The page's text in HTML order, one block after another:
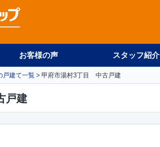
お客様の声 スタッフ紹介
戸建て一覧 甲府市湯村3丁目 中古戸建
戸建